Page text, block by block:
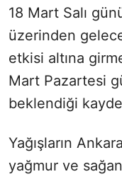
18 Mart Salı
üzerinden
etkisi altına
Mart Pazartesi
beklendiği
Yağışların
yağmur ve